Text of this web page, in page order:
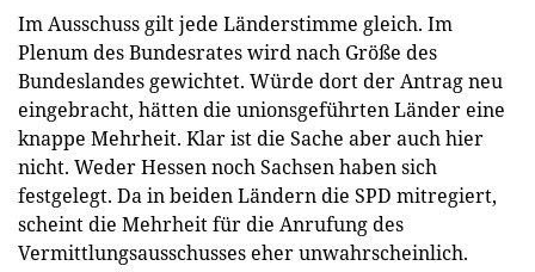
Im Ausschuss gilt jede Länderstimme gleich. Im
Plenum des Bundesrates wird nach Größe des
Bundeslandes gewichtet. Würde dort der Antrag neu
eingebracht, hätten die unionsgeführten Länder eine
knappe Mehrheit. Klar ist die Sache aber auch hier
nicht. Weder Hessen noch Sachsen haben sich
festgelegt. Da in beiden Ländern die SPD mitregiert,
scheint die Mehrheit für die Anrufung des
Vermittlungsausschusses eher unwahrscheinlich.